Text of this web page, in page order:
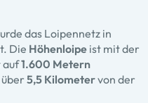
das Loipennetz in
Die Höhenloipe ist mit der
auf1.600 Metern
5,5 Kilometervon der